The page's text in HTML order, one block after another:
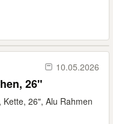
10.05.2026
26"
26", Alu Rahmen